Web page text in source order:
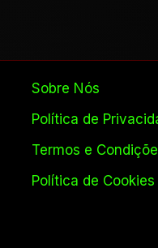
Sobre Nós
Política de
Termos e
Política de Cookies